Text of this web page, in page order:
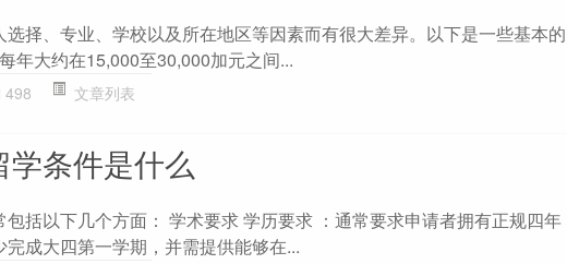
择、专业、学校以及所在地区等因素而有很大差异。以下是一些基本的
年大约在15,000至30,000加元之间...
498 文章列表
条件是什么
括以下几个方面： 学术要求 学历要求 ：通常要求申请者拥有正规四年
成大四第一学期，并需提供能够在...